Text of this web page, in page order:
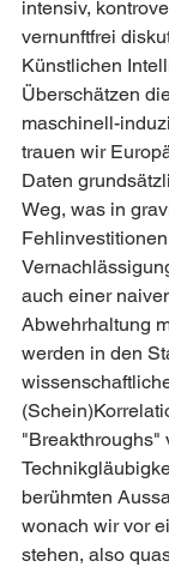
intensiv,
vernunftfrei
Künstlichen
Überschätzen
maschinell-
trauen wir
Daten
Weg, was in
auch einer
Abwehrhaltung
werden in den
"Breakthroughs"
berühmten
wonach wir vor
stehen, also